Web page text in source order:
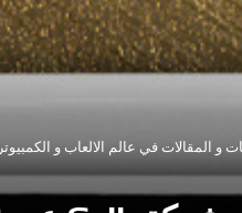
و المقالات في عالم الالعاب و الكمبيوتر